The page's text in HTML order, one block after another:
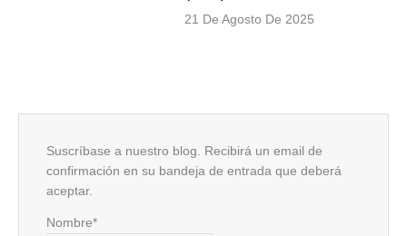
21 De Agosto De 2025
Suscríbase a nuestro blog. Recibirá un email de
confirmación en su bandeja de entrada que deberá
aceptar.
Nombre*